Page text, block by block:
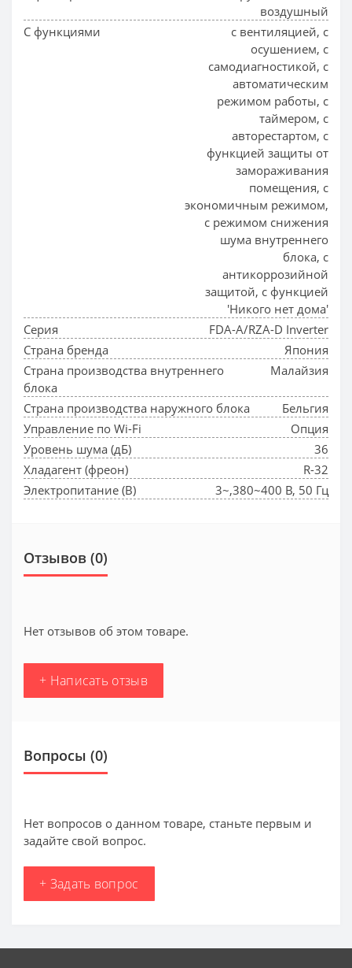
воздушный
С функциями
с вентиляцией, с
осушением, с
самодиагностикой, с
автоматическим
режимом работы, с
таймером, с
авторестартом, с
функцией защиты от
замораживания
помещения, с
экономичным режимом,
с режимом снижения
шума внутреннего
блока, с
антикоррозийной
защитой, с функцией
'Никого нет дома'
Серия
FDA-A/RZA-D Inverter
Страна бренда
Япония
Страна производства внутреннего
блока
Малайзия
Страна производства наружного блока
Бельгия
Управление по Wi-Fi
Опция
Уровень шума (дБ)
36
Хладагент (фреон)
R-32
Электропитание (В)
3~,380~400 В, 50 Гц
Отзывов (0)
Нет отзывов об этом товаре.
+ Написать отзыв
Вопросы (0)
Нет вопросов о данном товаре, станьте первым и
задайте свой вопрос.
+ Задать вопрос